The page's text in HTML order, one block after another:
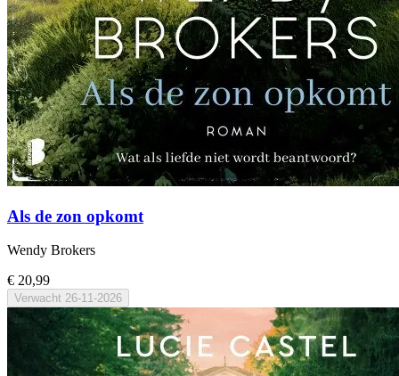
Als de zon opkomt
Wendy Brokers
€ 20,99
Verwacht 26-11-2026